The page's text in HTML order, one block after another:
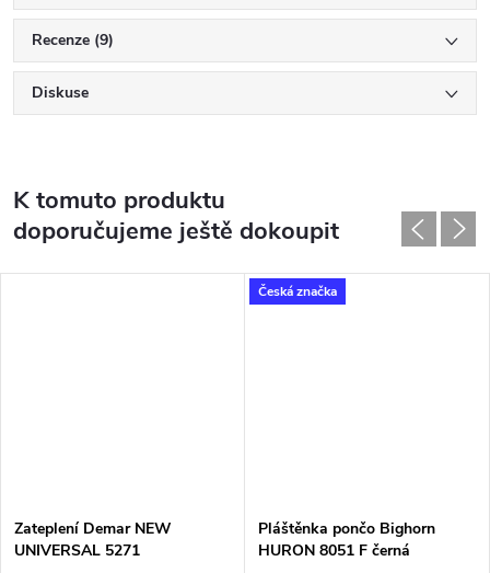
Recenze (9)
Diskuse
K tomuto produktu
doporučujeme ještě dokoupit
Zateplení Demar NEW
UNIVERSAL 5271
Česká značka
Pláštěnka pončo Bighorn
HURON 8051 F černá